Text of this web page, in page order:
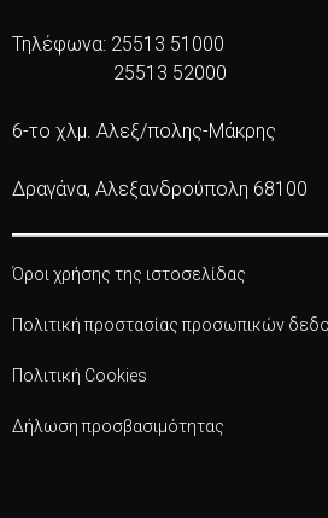
Τηλέφωνα: 25513 51000
25513 52000
6-το χλμ. Αλεξ/πολης-Μάκρης
Δραγάνα, Αλεξανδρούπολη 68100
Όροι χρήσης της ιστοσελίδας
Πολιτική προστασίας προσωπικών
Πολιτική Cookies
Δήλωση προσβασιμότητας